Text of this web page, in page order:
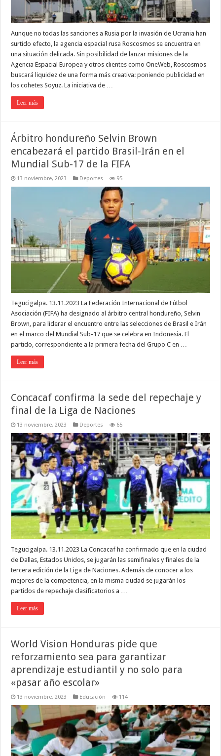
Aunque no todas las sanciones a Rusia por la invasión de Ucrania han
surtido efecto, la agencia espacial rusa Roscosmos se encuentra en
una situación delicada. Sin posibilidad de lanzar misiones de la
Agencia Espacial Europea y otros clientes como OneWeb, Roscosmos
buscará liquidez de una forma más creativa: poniendo publicidad en
los cohetes Soyuz. La iniciativa de …
Leer más
Árbitro hondureño Selvin Brown
encabezará el partido Brasil-Irán en el
Mundial Sub-17 de la FIFA
13 noviembre, 2023 Deportes 95
Tegucigalpa. 13.11.2023 La Federación Internacional de Fútbol
Asociación (FIFA) ha designado al árbitro central hondureño, Selvin
Brown, para liderar el encuentro entre las selecciones de Brasil e Irán
en el marco del Mundial Sub-17 que se celebra en Indonesia. El
partido, correspondiente a la primera fecha del Grupo C en …
Leer más
Concacaf confirma la sede del repechaje y
final de la Liga de Naciones
13 noviembre, 2023 Deportes 65
Tegucigalpa. 13.11.2023 La Concacaf ha confirmado que en la ciudad
de Dallas, Estados Unidos, se jugarán las semifinales y finales de la
tercera edición de la Liga de Naciones. Además de conocer a los
mejores de la competencia, en la misma ciudad se jugarán los
partidos de repechaje clasificatorios a …
Leer más
World Vision Honduras pide que
reforzamiento sea para garantizar
aprendizaje estudiantil y no solo para
«pasar año escolar»
13 noviembre, 2023 Educación 114